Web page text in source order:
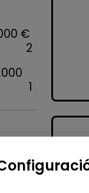
€
2
1
y
2